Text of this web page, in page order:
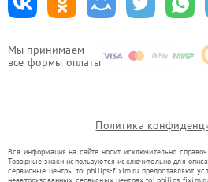
Мы принимаем
все формы оплаты
Политика
Вся информация на сайте носит исключительно
Товарные знаки используются исключительно для
сервисные центры tol.philips-fixim.ru предоставляют